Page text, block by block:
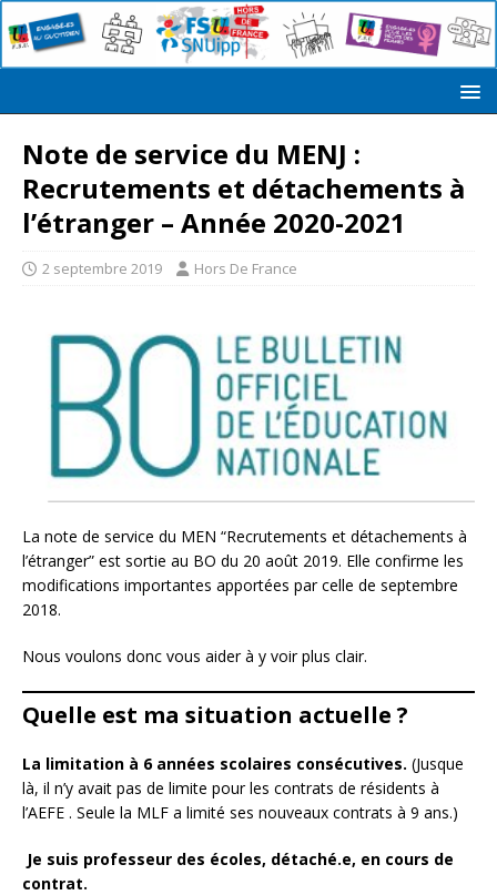
Note de service du MENJ :
Recrutements et détachements à
l’étranger – Année 2020-2021
2 septembre 2019 Hors De France
La note de service du MEN “Recrutements et détachements à
l’étranger” est sortie au BO du 20 août 2019. Elle confirme les
modifications importantes apportées par celle de septembre
2018.
Nous voulons donc vous aider à y voir plus clair.
Quelle est ma situation actuelle ?
La limitation à 6 années scolaires consécutives. (Jusque
là, il n’y avait pas de limite pour les contrats de résidents à
l’AEFE . Seule la MLF a limité ses nouveaux contrats à 9 ans.)
Je suis professeur des écoles, détaché.e, en cours de
contrat.